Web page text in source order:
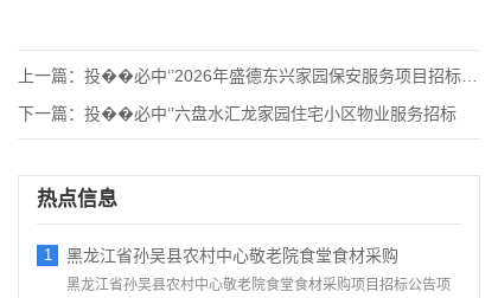
上一篇： 投��必中‘’2026年盛德东兴家园保安服务项目招标公告
下一篇： 投��必中‘’六盘水汇龙家园住宅小区物业服务招标
热点信息
1 黑龙江省孙吴县农村中心敬老院食堂食材采购
黑龙江省孙吴县农村中心敬老院食堂食材采购项目招标公告项